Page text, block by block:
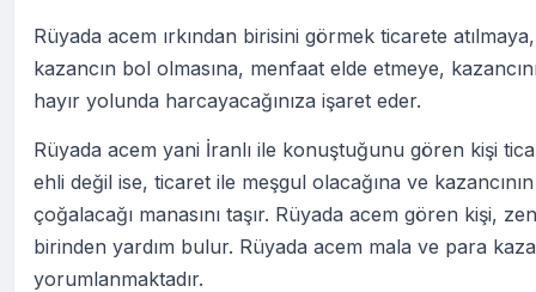
Rüyada acem ırkından birisini görmek ticarete atılmaya,
kazancın bol olmasına, menfaat elde etmeye,
hayır yolunda harcayacağınıza işaret eder.
Rüyada acem yani İranlı ile konuştuğunu gören kişi
ehli değil ise, ticaret ile meşgul olacağına ve kazancının
çoğalacağı manasını taşır. Rüyada acem gören kişi,
birinden yardım bulur. Rüyada acem mala ve para
yorumlanmaktadır.